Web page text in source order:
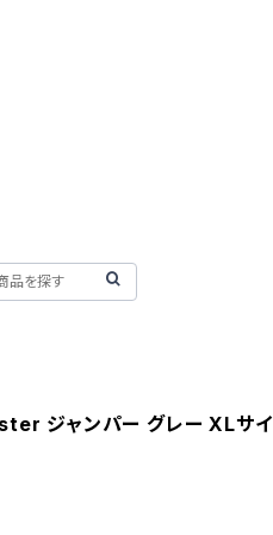
ジャンパー グレー XLサイ